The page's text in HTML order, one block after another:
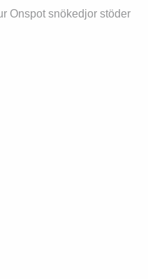
Onspot snökedjor stöder